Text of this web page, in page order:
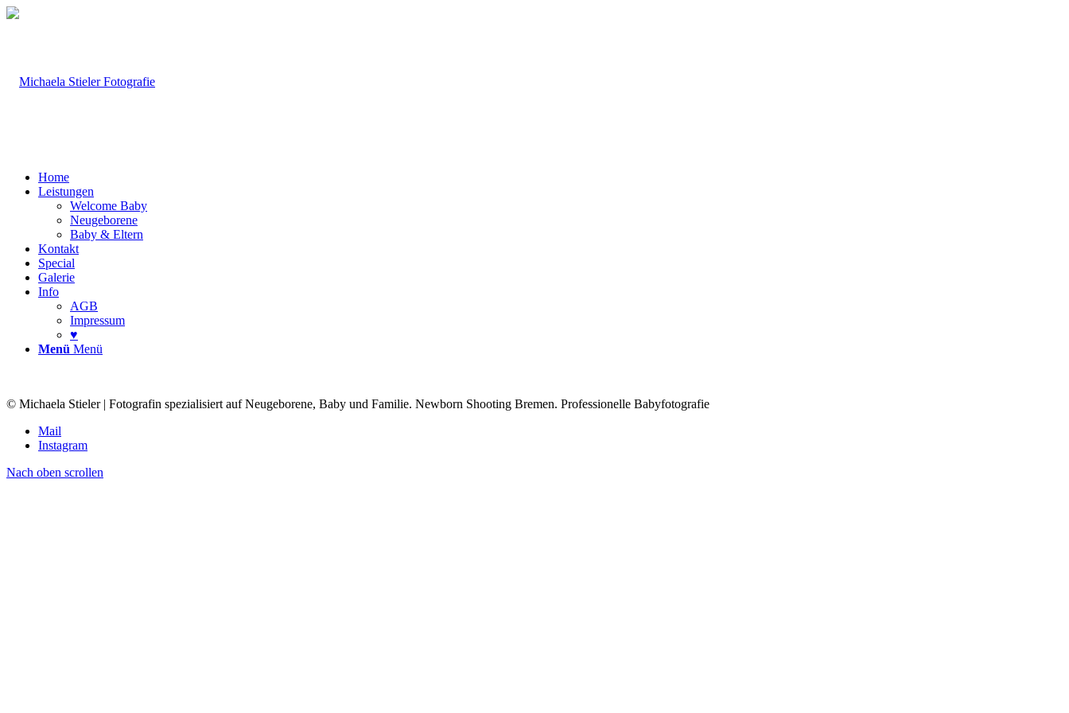
Home
Leistungen
Welcome Baby
Neugeborene
Baby & Eltern
Kontakt
Special
Galerie
Info
AGB
Impressum
♥
Menü Menü
© Michaela Stieler | Fotografin spezialisiert auf Neugeborene, Baby und Familie. Newborn Shooting Bremen. Professionelle Babyfotografie
Mail
Instagram
Nach oben scrollen